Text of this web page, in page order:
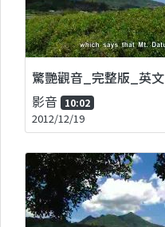
驚艷觀音_完整版_英文
影音 10:02
2012/12/19